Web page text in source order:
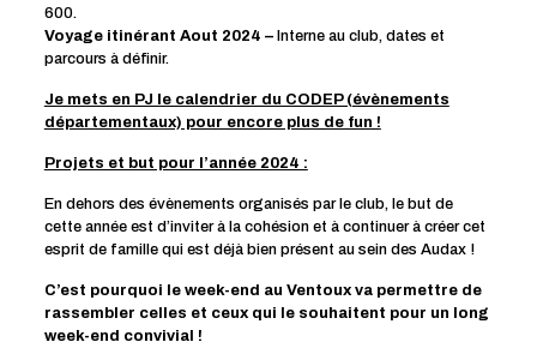
600.
Voyage itinérant Aout 2024 – Interne au club, dates et
parcours à définir.
Je mets en PJ le calendrier du CODEP (évènements
départementaux) pour encore plus de fun !
Projets et but pour l’année 2024 :
En dehors des évènements organisés par le club, le but de
cette année est d’inviter à la cohésion et à continuer à créer cet
esprit de famille qui est déjà bien présent au sein des Audax !
C’est pourquoi le week-end au Ventoux va permettre de
rassembler celles et ceux qui le souhaitent pour un long
week-end convivial !